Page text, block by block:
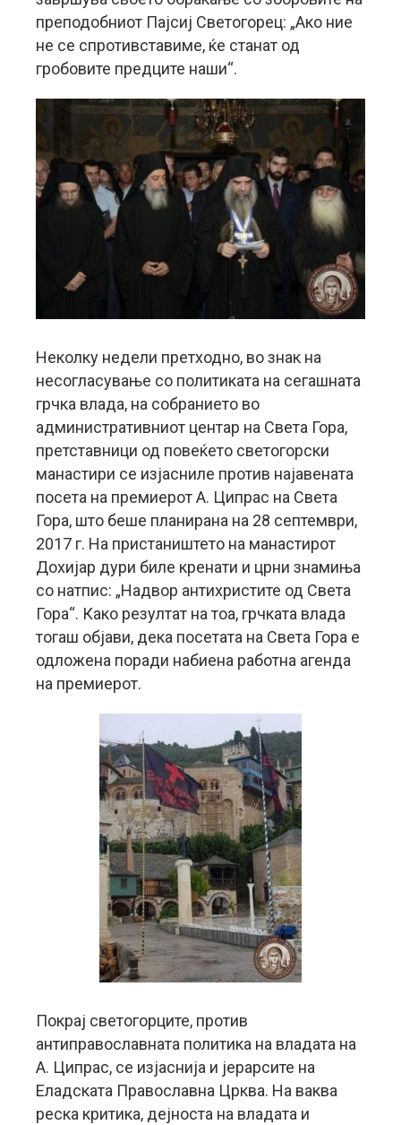
преподобниот Пајсиј Светогорец: „Ако ние
не се спротивставиме, ќе станат од
гробовите предците наши“.
Неколку недели претходно, во знак на
несогласување со политиката на сегашната
грчка влада, на собранието во
административниот центар на Света Гора,
претставници од повеќето светогорски
манастири се изјасниле против најавената
посета на премиерот А. Ципрас на Света
Гора, што беше планирана на 28 септември,
2017 г. На пристаништето на манастирот
Дохијар дури биле кренати и црни знамиња
со натпис: „Надвор антихристите од Света
Гора“. Како резултат на тоа, грчката влада
тогаш објави, дека посетата на Света Гора е
одложена поради набиена работна агенда
на премиерот.
Покрај светогорците, против
антиправославната политика на владата на
А. Ципрас, се изјаснија и јерарсите на
Еладската Православна Црква. На ваква
реска критика, дејноста на владата и